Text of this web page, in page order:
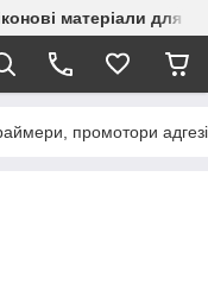
матеріали для
промотори